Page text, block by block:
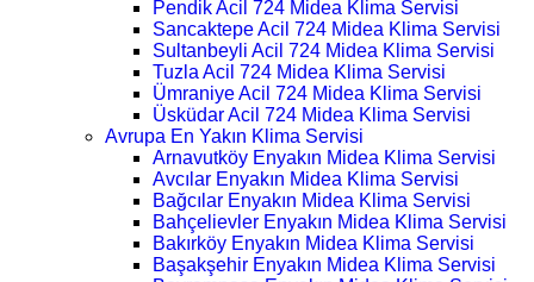
Pendik Acil 724 Midea Klima Servisi
Sancaktepe Acil 724 Midea Klima Servisi
Sultanbeyli Acil 724 Midea Klima Servisi
Tuzla Acil 724 Midea Klima Servisi
Ümraniye Acil 724 Midea Klima Servisi
Üsküdar Acil 724 Midea Klima Servisi
Avrupa En Yakın Klima Servisi
Arnavutköy Enyakın Midea Klima Servisi
Avcılar Enyakın Midea Klima Servisi
Bağcılar Enyakın Midea Klima Servisi
Bahçelievler Enyakın Midea Klima Servisi
Bakırköy Enyakın Midea Klima Servisi
Başakşehir Enyakın Midea Klima Servisi